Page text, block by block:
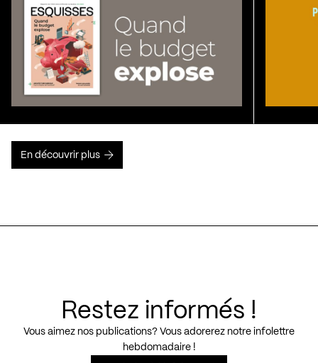
En découvrir plus
Restez informés !
Vous aimez nos publications? Vous adorerez notre infolettre
hebdomadaire !